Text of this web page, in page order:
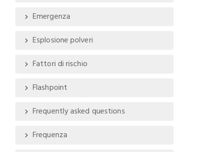
Emergenza
Esplosione polveri
Fattori di rischio
Flashpoint
Frequently asked questions
Frequenza